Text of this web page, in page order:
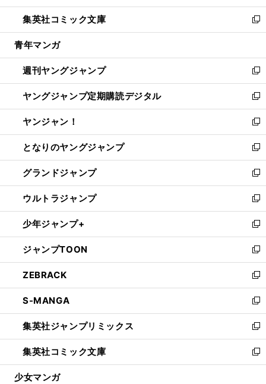
開
く
ウ
で
開
ン
ド
ウ
開
く
ウ
ィ
ン
ウ
で
開
く
し
い
ウ
ン
ド
ウ
で
開
く
集英社コミック文庫
新
し
ウ
ィ
ン
ド
ウ
で
開
く
青年マンガ
週刊ヤングジャンプ
新
し
い
ウ
ィ
ン
ド
ウ
で
開
く
ヤングジャンプ定期購読デジタル
新
し
い
ウ
ィ
ン
ド
ウ
で
開
く
ヤンジャン！
新
し
い
ウ
ィ
ン
ド
ウ
で
開
く
となりのヤングジャンプ
新
し
い
ウ
ィ
ン
ド
ウ
で
開
く
グランドジャンプ
新
し
い
ウ
ィ
ン
ド
ウ
で
開
く
ウルトラジャンプ
新
し
い
ウ
ィ
ン
ド
ウ
で
開
く
少年ジャンプ+
新
し
い
ウ
ィ
ン
ド
ウ
で
開
く
ジャンプTOON
新
し
い
ウ
ィ
ン
ド
ウ
で
開
ZEBRACK
新
し
い
ウ
ィ
ン
ド
ウ
S-MANGA
新
し
い
ウ
ィ
ン
集英社ジャンプリミックス
新
し
い
ウ
集英社コミック文庫
新
し
少女マンガ